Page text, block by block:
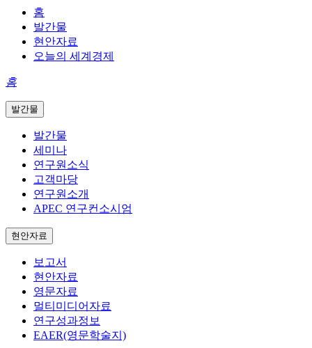
홈
발간물
현안자료
오늘의 세계경제
홈
발간물
발간물
세미나
연구원소식
고객마당
연구원소개
APEC 연구컨소시엄
현안자료
보고서
현안자료
영문자료
멀티미디어자료
연구성과정보
EAER(영문학술지)